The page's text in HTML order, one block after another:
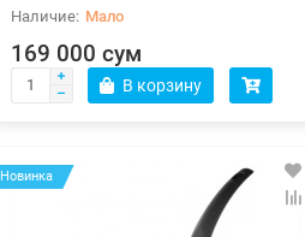
Мало
169 000 сум
В корзину
Новинка